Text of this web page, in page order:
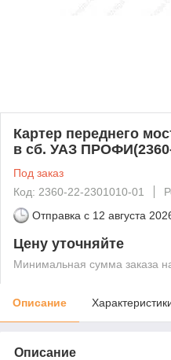
Картер переднего
в сб. УАЗ
Под заказ
Код: 2360-22-2301010-01
Отправка с 12 августа
Цену уточняйте
Минимальная сумма заказа
Описание
Описание